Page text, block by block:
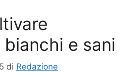
e sani
di Redazione